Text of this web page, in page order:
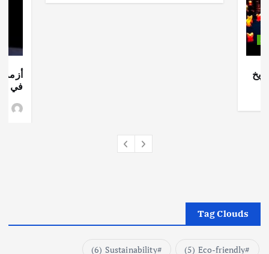
أزمة
في
Tag Clouds
Eco-friendly
(5)
Sustainability
(6)